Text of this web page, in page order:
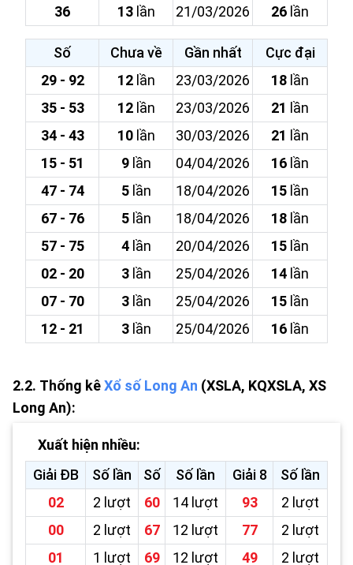
36
13lần 21/03/2026 26 lần
Số Chưa về Gần nhất
Cực đại
29 - 92
12lần 23/03/2026 18 lần
35 - 53
12lần 23/03/2026 21 lần
34 - 43
10lần 30/03/2026 21 lần
15 - 51
9lần 04/04/2026 16 lần
47 - 74
5lần 18/04/2026 15 lần
67 - 76
5lần 18/04/2026 18 lần
57 - 75
4lần 20/04/2026 15 lần
02 - 20
3lần 25/04/2026 14 lần
07 - 70
3lần 25/04/2026 15 lần
12 - 21
3lần 25/04/2026 16 lần
2.2. Thống kêXổ số Long An (XSLA, KQXSLA, XS
Long An):
Xuất hiện nhiều:
Giải ĐB
Số lần Số Số lần Giải 8
Số lần
02
2 lượt 60 14 lượt 93
2 lượt
00
2 lượt 67 12 lượt 77
2 lượt
01
1 lượt 69 12 lượt 49
2 lượt